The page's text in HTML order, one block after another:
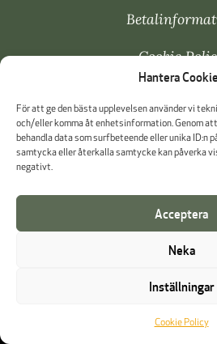
Hantera
För att ge den bästa upplevelsen använder vi
och/eller komma åt enhetsinformation. Genom
behandla data som surfbeteende eller unika ID:n
samtycka eller återkalla samtycke kan påverka
negativt.
Acceptera
Neka
Inställningar
Cookie Policy
Cookie